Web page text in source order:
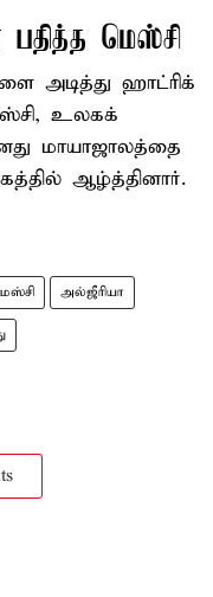
பதித்த மெஸ்சி
அடித்து ஹாட்ரிக்
உலகக்
மாயாஜாலத்தை
ஆழ்த்தினார்.
அல்ஜீரியா